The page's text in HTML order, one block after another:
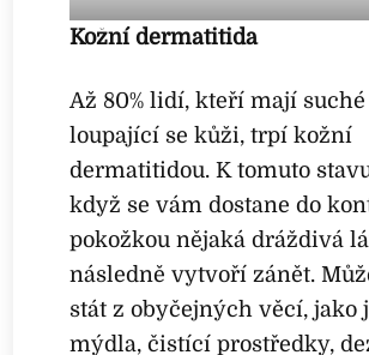
Kožní dermatitida
Až 80% lidí, kteří mají suché
loupající se kůži, trpí kožní
dermatitidou. K tomuto
když se vám dostane do
pokožkou nějaká dráždivá
následně vytvoří zánět.
stát z obyčejných věcí, jako
mýdla, čistící prostředky,